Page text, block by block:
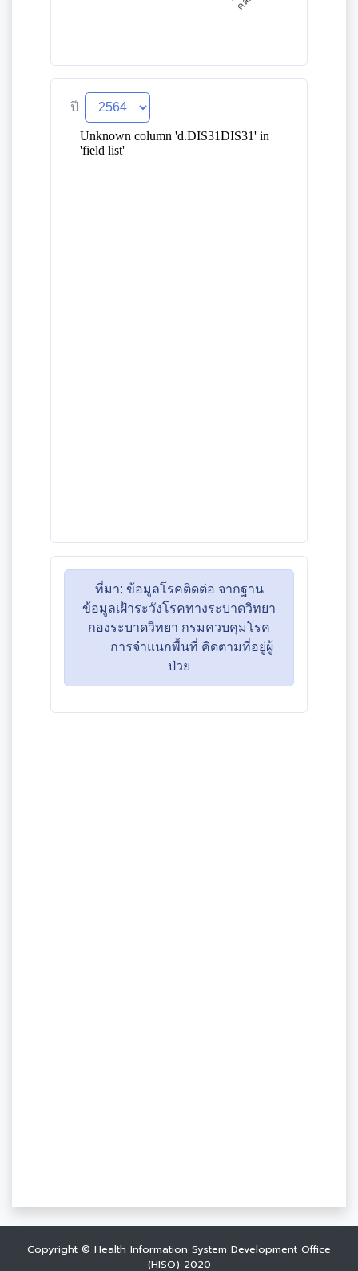
Copyright © Health Information System Development Office
(HISO) 2020